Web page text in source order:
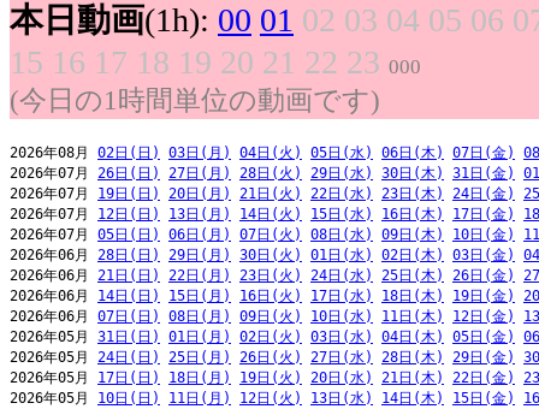
本日動画(1h): 00 01 02 03 04 05 06
15 16 17 18 19 20 21 22 23 000
(今日の1時間単位の動画です)
2026年08月 02日(日) 03日(月) 04日(火) 05日(水) 06日(木) 07日(金)
2026年07月 26日(日) 27日(月) 28日(火) 29日(水) 30日(木) 31日(金)
2026年07月 19日(日) 20日(月) 21日(火) 22日(水) 23日(木) 24日(金)
2026年07月 12日(日) 13日(月) 14日(火) 15日(水) 16日(木) 17日(金)
2026年07月 05日(日) 06日(月) 07日(火) 08日(水) 09日(木) 10日(金)
2026年06月 28日(日) 29日(月) 30日(火) 01日(水) 02日(木) 03日(金)
2026年06月 21日(日) 22日(月) 23日(火) 24日(水) 25日(木) 26日(金)
2026年06月 14日(日) 15日(月) 16日(火) 17日(水) 18日(木) 19日(金)
2026年06月 07日(日) 08日(月) 09日(火) 10日(水) 11日(木) 12日(金)
2026年05月 31日(日) 01日(月) 02日(火) 03日(水) 04日(木) 05日(金)
2026年05月 24日(日) 25日(月) 26日(火) 27日(水) 28日(木) 29日(金)
2026年05月 17日(日) 18日(月) 19日(火) 20日(水) 21日(木) 22日(金)
2026年05月 10日(日) 11日(月) 12日(火) 13日(水) 14日(木) 15日(金)